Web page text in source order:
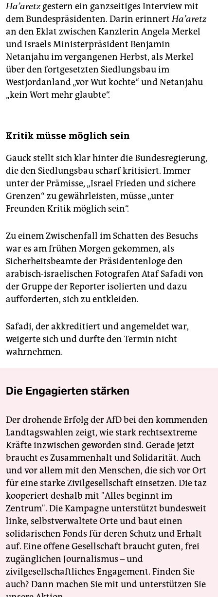
Ha’aretzgestern ein ganzseitiges Interview mit
dem Bundespräsidenten. Darin erinnertHa’aretz
an den Eklat zwischen Kanzlerin Angela Merkel
und Israels Ministerpräsident Benjamin
Netanjahu im vergangenen Herbst, als Merkel
über den fortgesetzten Siedlungsbau im
Westjordanland „vor Wut kochte“ und Netanjahu
„kein Wort mehr glaubte“.
Kritik müsse möglich sein
Gauck stellt sich klar hinter die Bundesregierung,
die den Siedlungsbau scharf kritisiert. Immer
unter der Prämisse, „Israel Frieden und sichere
Grenzen“ zu gewährleisten, müsse „unter
Freunden Kritik möglich sein“.
Zu einem Zwischenfall im Schatten des Besuchs
war es am frühen Morgen gekommen, als
Sicherheitsbeamte der Präsidentenloge den
arabisch-israelischen Fotografen Ataf Safadi von
der Gruppe der Reporter isolierten und dazu
aufforderten, sich zu entkleiden.
Safadi, der akkreditiert und angemeldet war,
weigerte sich und durfte den Termin nicht
wahrnehmen.
Die Engagierten stärken
Der drohende Erfolg der AfD bei den kommenden
Landtagswahlen zeigt, wie stark rechtsextreme
Kräfte inzwischen geworden sind. Gerade jetzt
braucht es Zusammenhalt und Solidarität. Auch
und vor allem mit den Menschen, die sich vor Ort
für eine starke Zivilgesellschaft einsetzen. Die taz
kooperiert deshalb mit "Alles beginnt im
Zentrum". Die Kampagne unterstützt bundesweit
linke, selbstverwaltete Orte und baut einen
solidarischen Fonds für deren Schutz und Erhalt
auf. Eine offene Gesellschaft braucht guten, frei
zugänglichen Journalismus – und
zivilgesellschaftliches Engagement. Finden Sie
auch? Dann machen Sie mit und unterstützen Sie